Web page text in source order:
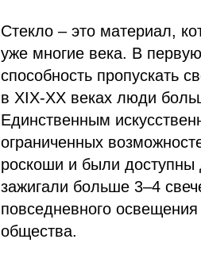
Стекло – это материал,
уже многие века. В
способность пропускать
в XIX-ХХ веках люди
Единственным
ограниченных
роскоши и были
зажигали больше 3–4
повседневного
общества.